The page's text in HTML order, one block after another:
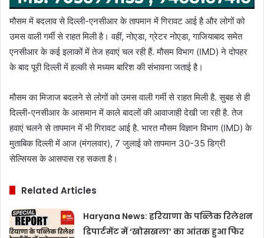
मौसम में बदलाव से दिल्ली-एनसीआर के तापमान में गिरावट आई है और लोगों को
उमस वाली गर्मी से राहत मिली है। वहीं, नोएडा, ग्रेटर नोएडा, गाजियाबाद समेत
एनसीआर के कई इलाकों में तेज हवाएं चल रही हैं. मौसम विभाग (IMD) ने दोपहर
के बाद पूरी दिल्ली में हल्की से मध्यम बारिश की संभावना जताई है।
मौसम का मिजाज बदलने से लोगों को उमस वाली गर्मी से राहत मिली है. सुबह से ही
दिल्ली-एनसीआर के आसमान में काले बादलों की आवाजाही देखी जा रही है. तेज
हवाएं चलने से तापमान में भी गिरावट आई है. भारत मौसम विज्ञान विभाग (IMD) के
मुताबिक दिल्ली में आज (मंगलवार), 7 जुलाई को तापमान 30-35 डिग्री
सेल्सियस के आसपास रह सकता है।
Related Articles
Haryana News: हरियाणा के पब्लिक रिलेशन
डिपार्टमेंट में ‘खोसखला’ का आंतक हुआ फिर